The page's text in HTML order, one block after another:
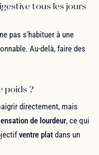
tous les jours
pas s'habituer à une
Au-delà, faire des
poids ?
directement, mais
de lourdeur, ce qui
ventre plat dans un